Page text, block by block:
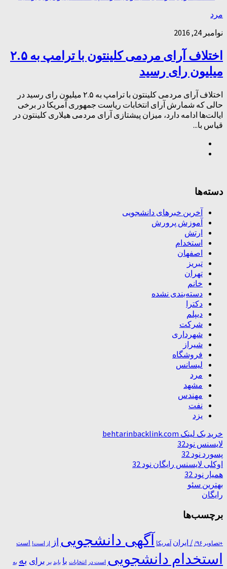
مرد
نوامبر 24, 2016
اختلاف آرای مردمی کلینتون با ترامپ به ۲.۵
میلیون رای رسید
اختلاف آرای مردمی کلینتون با ترامپ به ۲.۵ میلیون رای رسید در
حالی که شمارش آرای انتخابات ریاست جمهوری آمریکا در برخی
ایالت‌ها ادامه دارد، میزان پیشتازی آرای مردمی هیلاری کلینتون در
قیاس با...
دسته‌ها
آخرین خبرهای دانشجویی
آموزش پرورش
ارتش
استخدام
اصفهان
تبریز
تهران
خانم
دسته‌بندی نشده
دکترا
دیپلم
شرکت
شهرداری
شیراز
فروشگاه
لیسانس
مرد
مشهد
مهندس
نفت
یزد
خرید بک لینک behtarinbacklink.com
لایسنس نود32
پسورد نود 32
اوکلی لایسنس رایگان نود 32
همیار نود 32
بهترین سئو
رایگان
برچسب‌ها
+تصاویر ۹۶/ / ایران آمریکا آگهی دانشجویی از از است! است
استخدام دانشجویی است در انتخابات با باید بر برای به به